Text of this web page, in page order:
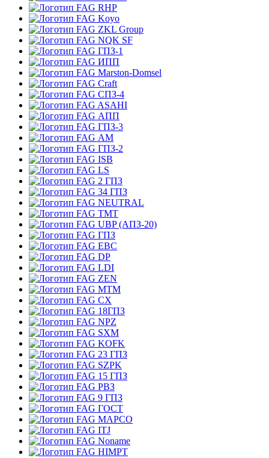
RHP
Koyo
ZKL Group
NQK SF
ГПЗ-1
ИПП
Marston-Domsel
Craft
СПЗ-4
ASAHI
АПП
ГПЗ-3
АМ
ГПЗ-2
ISB
LS
2 ГПЗ
34 ГПЗ
NEUTRAL
TMT
UBP (АПЗ-20)
ГПЗ
EBC
DP
LDI
ZEN
MTM
CX
18ГПЗ
NPZ
SXM
KOFK
23 ГПЗ
SZPK
15 ГПЗ
РВЗ
9 ГПЗ
ГОСТ
MAPCO
ITJ
Noname
HIMPT